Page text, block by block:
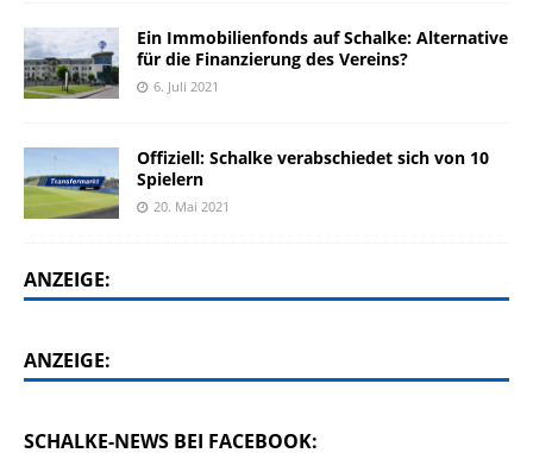
Ein Immobilienfonds auf Schalke: Alternative
für die Finanzierung des Vereins?
6. Juli 2021
Offiziell: Schalke verabschiedet sich von 10
Spielern
20. Mai 2021
ANZEIGE:
ANZEIGE:
SCHALKE-NEWS BEI FACEBOOK: